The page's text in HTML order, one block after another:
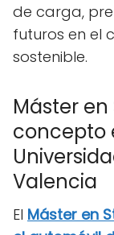
de carga,
futuros en el
sostenible.
Máster en
concepto
Valencia
El Máster en